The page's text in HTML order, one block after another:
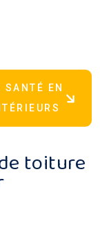
SANTÉ EN
toiture